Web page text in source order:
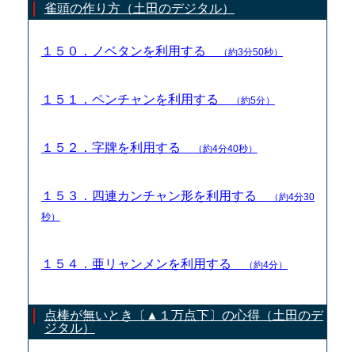
雀頭の作り方（土田のデジタル）
１５０．ノベタンを利用する （約3分50秒）
１５１．ペンチャンを利用する （約5分）
１５２．字牌を利用する （約4分40秒）
１５３．四連カンチャン形を利用する
（約4分30
秒）
１５４．亜リャンメンを利用する （約4分）
点棒が無いとき〔▲１万点下〕の心得（土田のデ
ジタル）